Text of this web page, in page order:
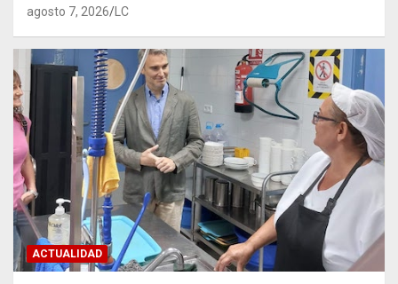
agosto 7, 2026 LC
ACTUALIDAD